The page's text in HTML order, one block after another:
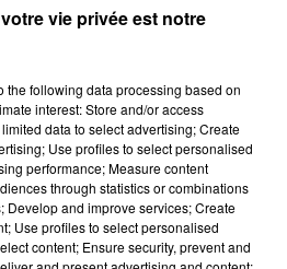
Voir plus
du Roi Arthur 2026 !
vos entrées pour le
du Sport Automobile au
!
vie privée est notre
the following data processing based on
interest: Store and/or access
data to select advertising; Create
Use profiles to select personalised
performance; Measure content
through statistics or combinations
Develop and improve services; Create
Use profiles to select personalised
content; Ensure security, prevent and